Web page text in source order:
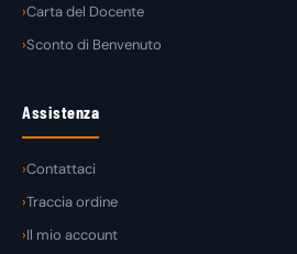
Carta del Docente
Sconto di Benvenuto
Assistenza
Contattaci
Traccia ordine
Il mio account